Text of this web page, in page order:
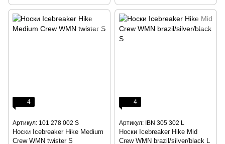
4
Артикул: 101 278 002 S
Носки Icebreaker Hike Medium
Crew WMN twister S
4
Артикул: IBN 305 302 L
Носки Icebreaker Hike Mid
Crew WMN brazil/silver/black L